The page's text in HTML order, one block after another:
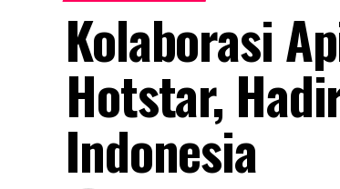
Kolaborasi
Hotstar,
Indonesia